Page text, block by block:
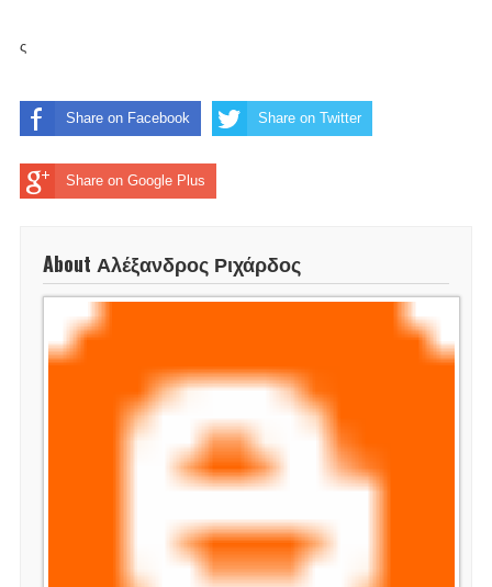
ς
Share on Facebook Share on Twitter
Share on Google Plus
About Αλέξανδρος Ριχάρδος